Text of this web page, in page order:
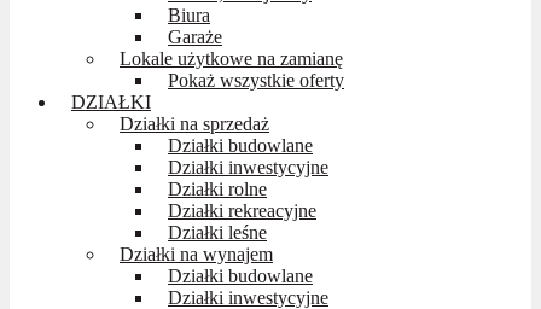
Biura
Garaże
Lokale użytkowe na zamianę
Pokaż wszystkie oferty
DZIAŁKI
Działki na sprzedaż
Działki budowlane
Działki inwestycyjne
Działki rolne
Działki rekreacyjne
Działki leśne
Działki na wynajem
Działki budowlane
Działki inwestycyjne